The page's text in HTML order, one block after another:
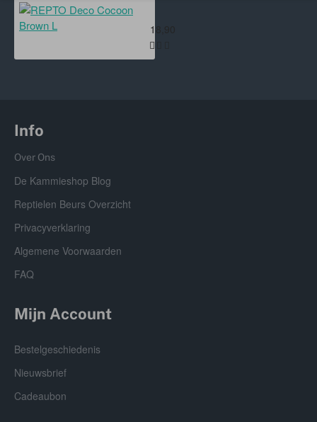
18,90
Info
Over Ons
De Kammieshop Blog
Reptielen Beurs Overzicht
Privacyverklaring
Algemene Voorwaarden
FAQ
Mijn Account
Bestelgeschiedenis
Nieuwsbrief
Cadeaubon